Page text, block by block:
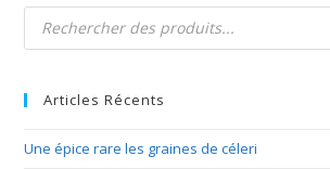
Recherche
produits
Articles Récents
Une épice rare les graines de céleri